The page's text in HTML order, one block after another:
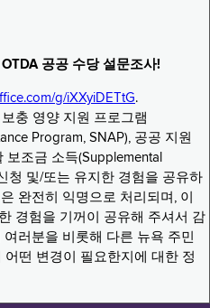
공공 수당 설문조사!
g/iXXyiDETtG.
충 영양 지원 프로그램
Program, SNAP), 공공 지원
보조금 소득(Supplemental
청 및/또는 유지한 경험을 공유하
완전히 익명으로 처리되며, 이
경험을 기꺼이 공유해 주셔서 감
러분을 비롯해 다른 뉴욕 주민
떤 변경이 필요한지에 대한 정